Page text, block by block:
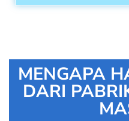
MENGAPA
DARI